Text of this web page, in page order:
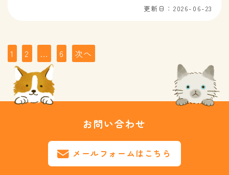
更新日：2026-06-23
投
稿
の
ペ
1 2 … 6 次へ
お問い合わせ
メールフォームはこちら